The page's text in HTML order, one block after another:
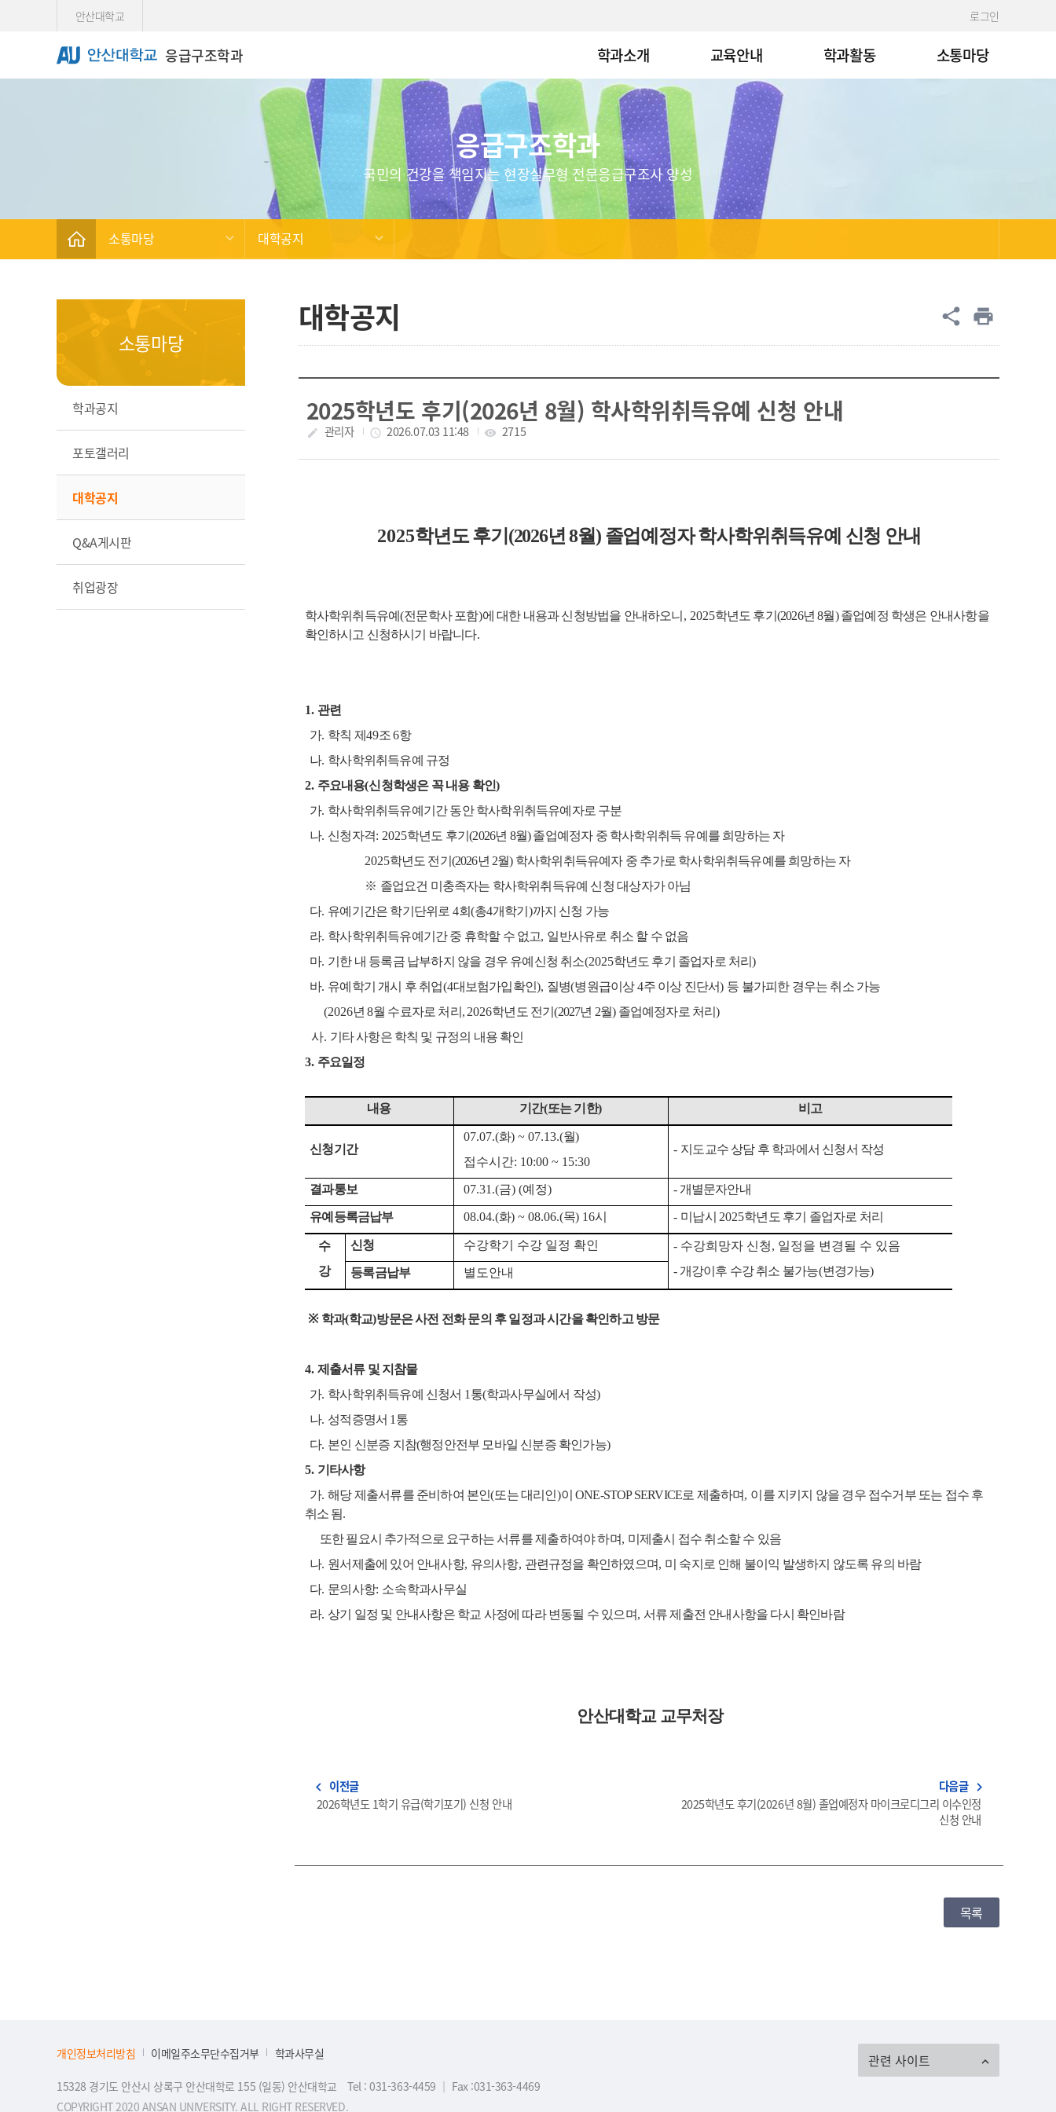
Skip Menu
안산대학교 로그인
응급구조학과 학과소개 교육안내 학과활동 소통마당
응급구조학과
국민의 건강을 책임지는 현장실무형 전문응급구조사 양성
소통마당 대학공지
소통마당
학과공지
포토갤러리
대학공지
Q&A게시판
취업광장
대학공지 공유
share print
2025학년도 후기(2026년 8월) 학사학위취득유예 신청 안내
작성자
create 관리자 작성일
access_time 2026.07.03 11:48 조회수
visibility 2715
2025학년도 후기(2026년 8월) 졸업예정자 학사학위취득유예 신청 안내
학사학위취득유예(전문학사 포함)에 대한 내용과 신청방법을 안내하오니 , 2025학년도 후기(2026년 8월) 졸업예정 학생은 안내사항을
확인하시고 신청하시기 바랍니다.
1. 관련
가. 학칙 제 49조6항
나. 학사학위취득유예 규정
2. 주요내용(신청학생은 꼭 내용 확인)
가. 학사학위취득유예기간 동안 학사학위취득유예자로 구분
나. 신청자격: 2025학년도 후기(2026년 8월) 졸업예정자 중 학사학위취득 유예를 희망하는 자
2025학년도 전기(2026년 2월) 학사학위취득유예자 중 추가로 학사학위취득유예를 희망하는 자
※ 졸업요건 미충족자는 학사학위취득유예 신청 대상자가 아님
다. 유예기간은 학기단위로 4회(총4개학기 )까지 신청 가능
라. 학사학위취득유예기간 중 휴학할 수 없고, 일반사유로 취소 할 수 없음
마. 기한 내 등록금 납부하지 않을 경우 유예신청 취소(2025학년도 후기 졸업자로 처리)
바. 유예학기 개시 후 취업(4대보험가입확인), 질병(병원급이상4주 이상 진단서) 등 불가피한 경우는 취소 가능
(2026년 8월 수료자로 처리, 2026학년도 전기(2027년 2월) 졸업예정자로 처리)
사. 기타 사항은 학칙 및 규정의 내용 확인
3. 주요일정
내용 기간(또는 기한) 비고
신청기간
07.07.(화) ~ 07.13.(월)
접수시간: 10:00 ~ 15:30
- 지도교수 상담 후 학과에서 신청서 작성
결과통보 07.31.(금) (예정) - 개별문자안내
유예등록금납부 08.04.(화) ~ 08.06.(목) 16시 - 미납시 2025학년도 후기 졸업자로 처리
수
강
신청 수강학기 수강 일정 확인
- 수강희망자 신청, 일정을 변경될 수 있음
- 개강이후 수강 취소 불가능(변경가능)
등록금납부 별도안내
※ 학과(학교)방문은 사전 전화 문의 후 일정과 시간을 확인하고 방문
4. 제출서류 및 지참물
가. 학사학위취득유예 신청서 1 통(학과사무실에서 작성)
나. 성적증명서 1 통
다. 본인 신분증 지참(행정안전부 모바일 신분증 확인가능)
5. 기타사항
가.해당 제출서류를 준비하여 본인(또는 대리인)이 ONE-STOP SERVICE로 제출하며, 이를 지키지 않을 경우 접수거부 또는 접수 후
취소 됨.
또한 필요시 추가적으로 요구하는 서류를 제출하여야 하며, 미제출시 접수 취소할 수 있음
나. 원서제출에 있어 안내사항, 유의사항, 관련규정을 확인하였으며, 미 숙지로 인해 불이익 발생하지 않도록 유의 바람
다. 문의사항: 소속학과사무실
라. 상기 일정 및 안내사항은 학교 사정에 따라 변동될 수 있으며, 서류 제출전 안내사항을 다시 확인바람
안산대학교 교무처장
navigate_before 이전글
2026학년도 1학기 유급(학기포기) 신청 안내
다음글 navigate_next
2025학년도 후기(2026년 8월) 졸업예정자 마이크로디그리 이수인정
신청 안내
목록
개인정보처리방침 이메일주소무단수집거부 학과사무실
15328 경기도 안산시 상록구 안산대학로 155 (일동) 안산대학교 Tel : 031-363-4459 ｜ Fax :031-363-4469
COPYRIGHT 2020 ANSAN UNIVERSITY. ALL RIGHT RESERVED.
관련 사이트